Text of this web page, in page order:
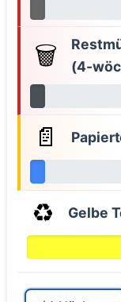
🗑️
(4-
📄
♻️ Gelbe